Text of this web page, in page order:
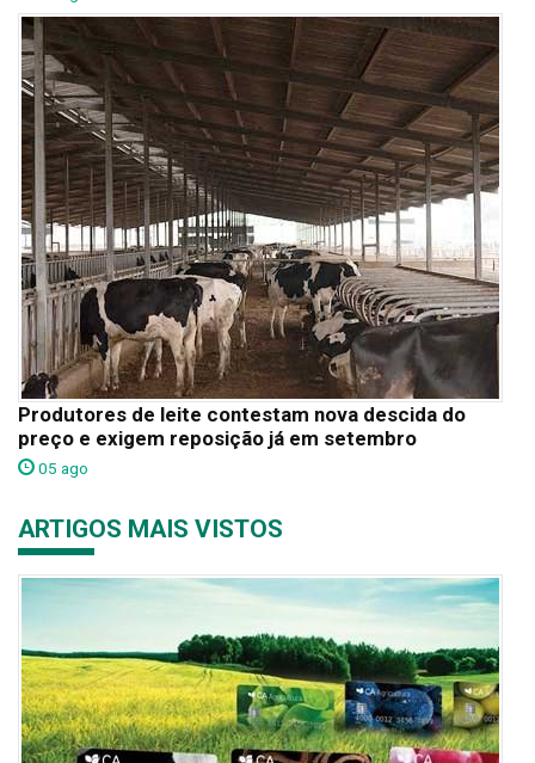
Produtores de leite contestam nova descida do
preço e exigem reposição já em setembro
05 ago
ARTIGOS MAIS VISTOS